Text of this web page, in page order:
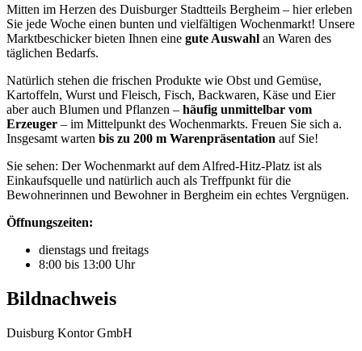
Mitten im Herzen des Duisburger Stadtteils Bergheim – hier erleben
Sie jede Woche einen bunten und vielfältigen Wochenmarkt! Unsere
Marktbeschicker bieten Ihnen eine gute Auswahl an Waren des
täglichen Bedarfs.
Natürlich stehen die frischen Produkte wie Obst und Gemüse,
Kartoffeln, Wurst und Fleisch, Fisch, Backwaren, Käse und Eier
aber auch Blumen und Pflanzen – häufig unmittelbar vom
Erzeuger – im Mittelpunkt des Wochenmarkts. Freuen Sie sich a.
Insgesamt warten bis zu 200 m Warenpräsentation auf Sie!
Sie sehen: Der Wochenmarkt auf dem Alfred-Hitz-Platz ist als
Einkaufsquelle und natürlich auch als Treffpunkt für die
Bewohnerinnen und Bewohner in Bergheim ein echtes Vergnügen.
Öffnungszeiten:
dienstags und freitags
8:00 bis 13:00 Uhr
Bildnachweis
Duisburg Kontor GmbH